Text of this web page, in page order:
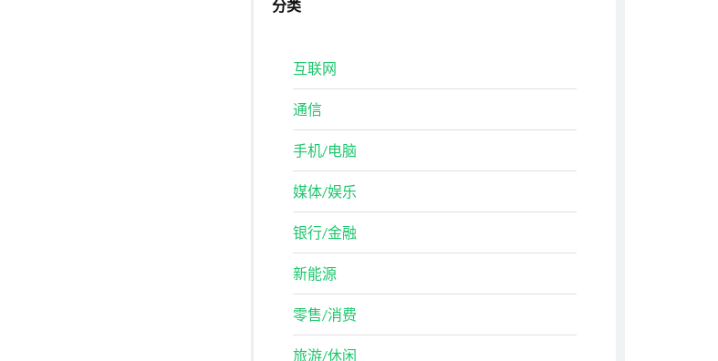
分类
互联网
通信
手机/电脑
媒体/娱乐
银行/金融
新能源
零售/消费
旅游/休闲